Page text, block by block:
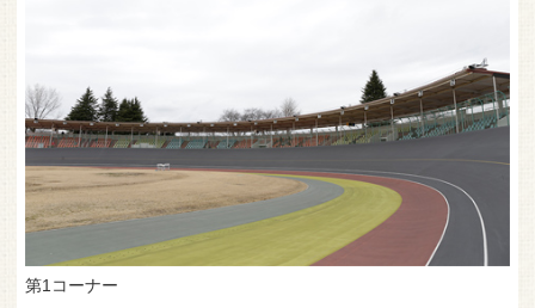
第1コーナー